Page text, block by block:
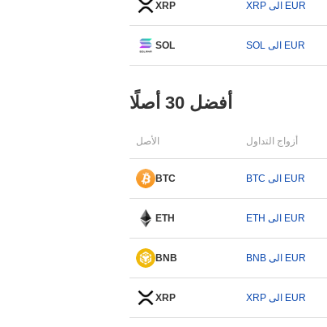
XRP XRP الى EUR
SOL SOL الى EUR
أفضل 30 أصلًا
الأصل أزواج التداول
BTC BTC الى EUR
ETH ETH الى EUR
BNB BNB الى EUR
XRP XRP الى EUR